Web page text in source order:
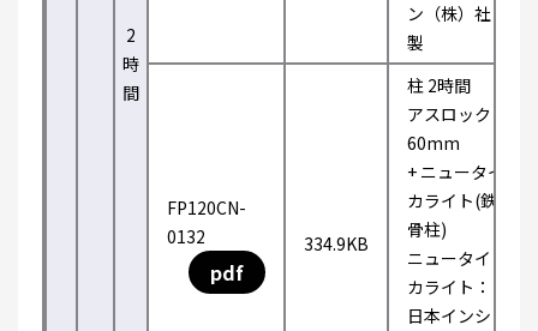
2
時
間
ン（株）社
製
FP120CN-
0132
pdf
334.9KB
柱 2時間
アスロック
60mm
+ ニュータイ
カライト(鉄
骨柱)
ニュータイ
カライト：
日本インシ